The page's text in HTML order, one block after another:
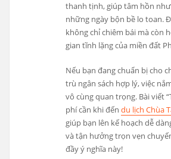
thanh tịnh, giúp tâm hồn
những ngày bộn bề lo toan.
không chỉ chiêm bái mà còn
gian tĩnh lặng của miền đất
Nếu bạn đang chuẩn bị cho
trù ngân sách hợp lý, việc
vô cùng quan trọng. Bài viết
phí cần khi đếndu lịch Chùa
giúp bạn lên kế hoạch dễ
và tận hưởng trọn vẹn
đầy ý nghĩa này!